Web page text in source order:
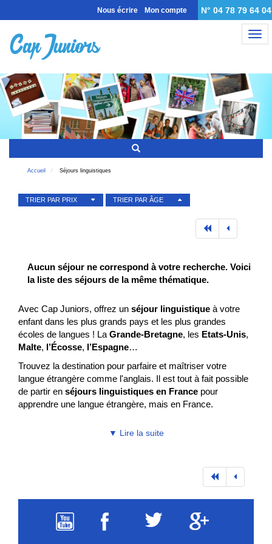
Nous écrire Mon compte N° 04 78 79 64 04
Accueil Séjours linguistiques
TRIER PAR PRIX TRIER PAR ÂGE
Aucun séjour ne correspond à votre recherche. Voici
la liste des séjours de la même thématique.
Avec Cap Juniors, offrez un séjour linguistique à votre
enfant dans les plus grands pays et les plus grandes
écoles de langues ! La Grande-Bretagne, les Etats-Unis,
Malte, l’Écosse, l’Espagne…
Trouvez la destination pour parfaire et maîtriser votre
langue étrangère comme l'anglais. Il est tout à fait possible
de partir en séjours linguistiques en France pour
apprendre une langue étrangère, mais en France.
langue, de s’ouvrir sur le monde et d’entrevoir de nouvelles
C’est une expérience essentielle à l'éducation de votre
enfant qui l'éveillera grâce à un
programme
d'apprentissage international, convivial et valorisant
▼ Lire la suite